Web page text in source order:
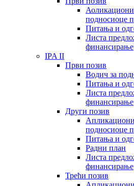
Аоликациони
подносиоце
Питања и
Листа
финансирање
IPA II
Први позив
Водич за
Питања и
Листа
финансирање
Други позив
подносиоце
Питања и
Радни план
Листа
финансирање
Трећи позив